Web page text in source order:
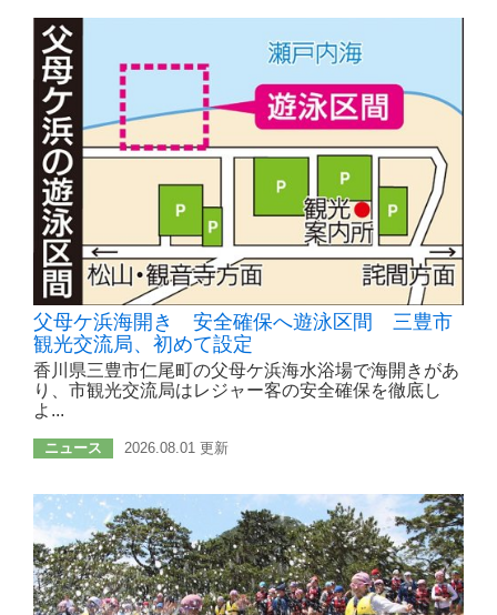
父母ケ浜海開き 安全確保へ遊泳区間 三豊市
観光交流局、初めて設定
香川県三豊市仁尾町の父母ケ浜海水浴場で海開きがあ
り、市観光交流局はレジャー客の安全確保を徹底し
よ...
ニュース 2026.08.01 更新